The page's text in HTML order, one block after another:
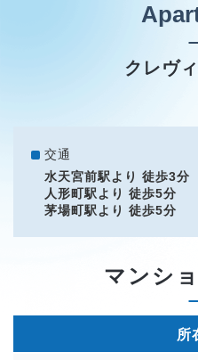
クレヴ
交通
水天宮前駅より 徒歩3分
人形町駅より 徒歩5分
茅場町駅より 徒歩5分
マンシ
所